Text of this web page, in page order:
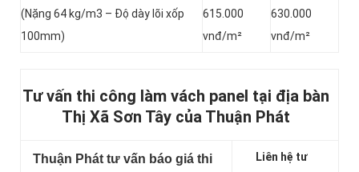
(Nặng 64 kg/m3 – Độ dày lõi xốp
100mm)
615.000
vnđ/m²
630.000
vnđ/m²
Tư vấn thi công làm vách panel tại địa bàn
Thị Xã Sơn Tây của Thuận Phát
Thuận Phát tư vấn báo giá thi
Liên hệ tư